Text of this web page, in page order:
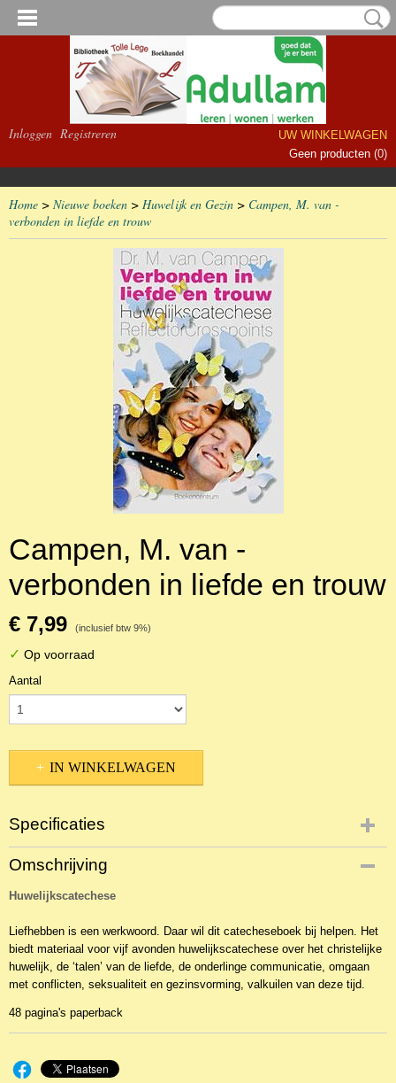
Inloggen Registreren
UW WINKELWAGEN
Geen producten (0)
Home > Nieuwe boeken > Huwelijk en Gezin > Campen, M. van -
verbonden in liefde en trouw
Campen, M. van -
verbonden in liefde en trouw
€ 7,99 (inclusief btw 9%)
✓ Op voorraad
Aantal
IN WINKELWAGEN
Specificaties
Productcode
NBKHG-244
EAN code
Omschrijving
Huwelijkscatechese
Liefhebben is een werkwoord. Daar wil dit catecheseboek bij helpen. Het
biedt materiaal voor vijf avonden huwelijkscatechese over het christelijke
huwelijk, de ‘talen’ van de liefde, de onderlinge communicatie, omgaan
met conflicten, seksualiteit en gezinsvorming, valkuilen van deze tijd.
48 pagina's paperback